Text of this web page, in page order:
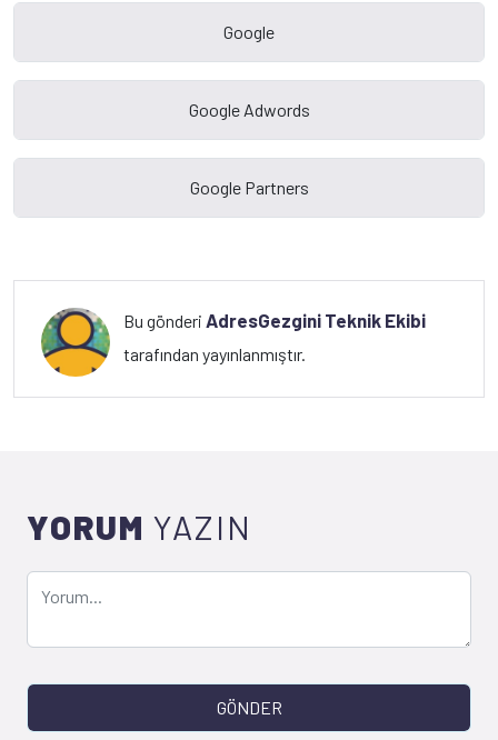
Bu gönderiAdresGezgini Teknik Ekibi
tarafından yayınlanmıştır.
YORUM YAZIN
GÖNDER